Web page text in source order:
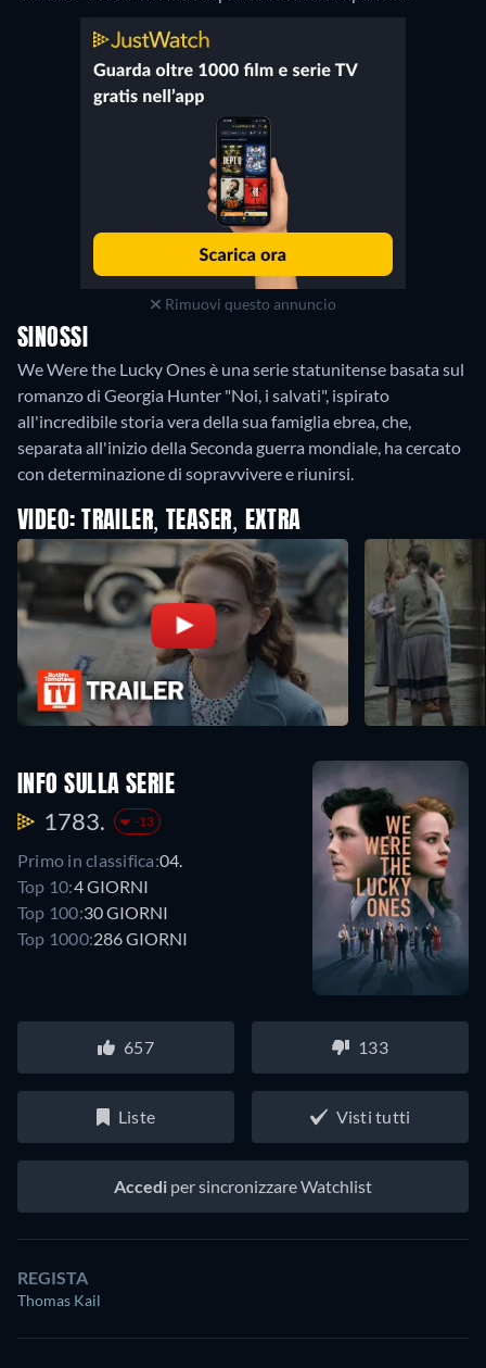
Rimuovi questo annuncio
SINOSSI
We Were the Lucky Ones è una serie statunitense basata sul
romanzo di Georgia Hunter "Noi, i salvati", ispirato
all'incredibile storia vera della sua famiglia ebrea, che,
separata all'inizio della Seconda guerra mondiale, ha cercato
con determinazione di sopravvivere e riunirsi.
VIDEO: TRAILER, TEASER, EXTRA
INFO SULLA SERIE
1783. -13
Primo in classifica:04.
Top 10:4 GIORNI
Top 100:30 GIORNI
Top 1000:286 GIORNI
657 133
Liste Visti tutti
Accedi per sincronizzare Watchlist
REGISTA
Thomas Kail